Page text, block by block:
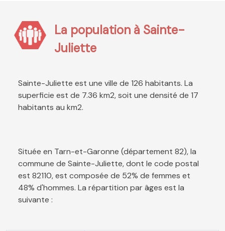
La population à Sainte-
Juliette
Sainte-Juliette est une ville de 126 habitants. La
superficie est de 7.36 km2, soit une densité de 17
habitants au km2.
Située en Tarn-et-Garonne (département 82), la
commune de Sainte-Juliette, dont le code postal
est 82110, est composée de 52% de femmes et
48% d'hommes. La répartition par âges est la
suivante :